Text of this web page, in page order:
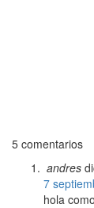
5 comentarios
andres
7
hola